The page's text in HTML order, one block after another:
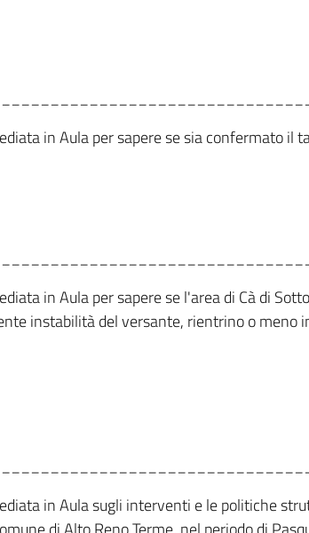
in Aula per sapere se sia confermato il
in Aula per sapere se l'area di Cà di
instabilità del versante, rientrino o meno
in Aula sugli interventi e le politiche